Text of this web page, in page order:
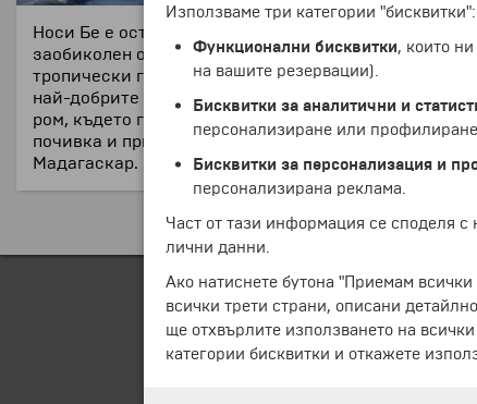
Носи Бе е остров, разположен край
заобиколен от кристално чисти води, което го
тропически гори, където посетителите могат да
най-добрите ванилии в света. Туристите могат да
ром, където гостите могат да дегустират местно
почивка и приключения. Като цяло, Носи Бе е рай
Мадагаскар.
Използваме три категории "бисквитки":
Функционални бисквитки, които
на вашите резервации).
Бисквитки за аналитични и
персонализиране или
Бисквитки за персонализация и
персонализирана реклама.
Част от тази информация се споделя
лични данни.
Ако натиснете бутона "Приемам
всички трети страни, описани
ще отхвърлите използването на
категории бисквитки и откажете